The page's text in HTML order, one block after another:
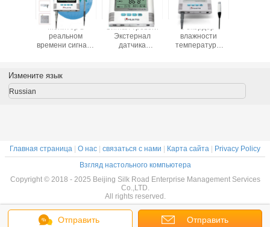
с
Монитор в
реальном
времени сигнала
для полей
исследования
Сигнал тревоги
Экстернал
датчика
Рекордер
влажности
температуры
внешним зондом
Отправить Отправить
Измените язык
Russian
Главная страница | О нас | связаться с нами | Карта сайта | Privacy Policy
Взгляд настольного компьютера
Copyright © 2018 - 2025 Beijing Silk Road Enterprise Management Services
Co.,LTD.
All rights reserved.